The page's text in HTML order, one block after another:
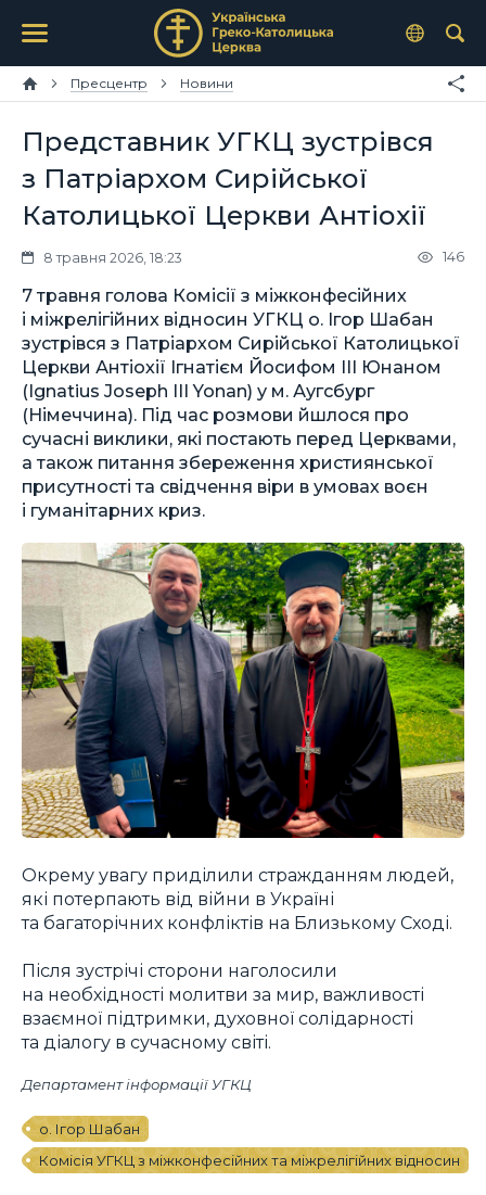
Пресцентр Новини
Представник УГКЦ зустрівся
з Патріархом Сирійської
Католицької Церкви Антіохії
8 травня 2026, 18:23 146
7 травня голова Комісії з міжконфесійних
і міжрелігійних відносин УГКЦ о. Ігор Шабан
зустрівся з Патріархом Сирійської Католицької
Церкви Антіохії Ігнатієм Йосифом III Юнаном
(Ignatius Joseph III Yonan) у м. Аугсбург
(Німеччина). Під час розмови йшлося про
сучасні виклики, які постають перед Церквами,
а також питання збереження християнської
присутності та свідчення віри в умовах воєн
і гуманітарних криз.
Окрему увагу приділили стражданням людей,
які потерпають від війни в Україні
та багаторічних конфліктів на Близькому Сході.
Після зустрічі сторони наголосили
на необхідності молитви за мир, важливості
взаємної підтримки, духовної солідарності
та діалогу в сучасному світі.
Департамент інформації УГКЦ
о. Ігор Шабан
Комісія УГКЦ з міжконфесійних та міжрелігійних відносин